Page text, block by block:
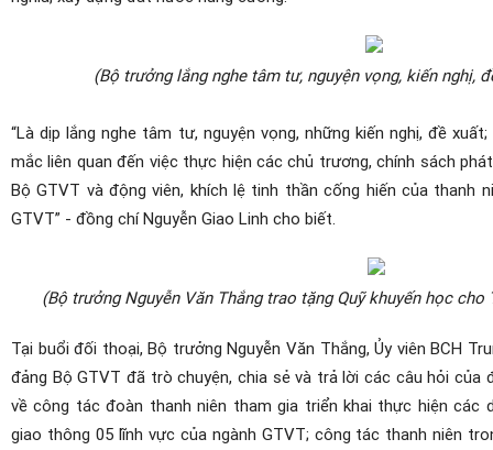
(Bộ trưởng lắng nghe tâm tư, nguyện vọng, kiến nghị,
“Là dịp lắng nghe tâm tư, nguyện vọng, những kiến nghị, đề
mắc liên quan đến việc thực hiện các chủ trương, chính sách
Bộ GTVT và động viên, khích lệ tinh thần cống hiến của thanh
GTVT” - đồng chí Nguyễn Giao Linh cho biết.
(Bộ trưởng Nguyễn Văn Thắng trao tặng Quỹ khuyến học cho
Tại buổi đối thoại, Bộ trưởng Nguyễn Văn Thắng, Ủy viên BCH
đảng Bộ GTVT đã trò chuyện, chia sẻ và trả lời các câu hỏi của
về công tác đoàn thanh niên tham gia triển khai thực hiện các
giao thông 05 lĩnh vực của ngành GTVT; công tác thanh niên